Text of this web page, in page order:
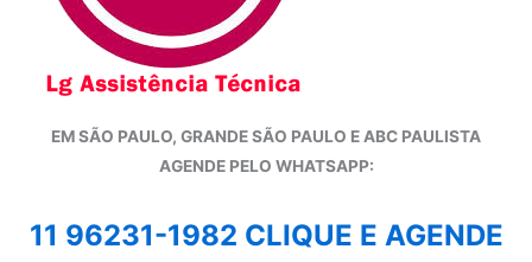
EM SÃO PAULO, GRANDE SÃO PAULO E ABC PAULISTA
AGENDE PELO WHATSAPP:
11 96231-1982 CLIQUE E AGENDE